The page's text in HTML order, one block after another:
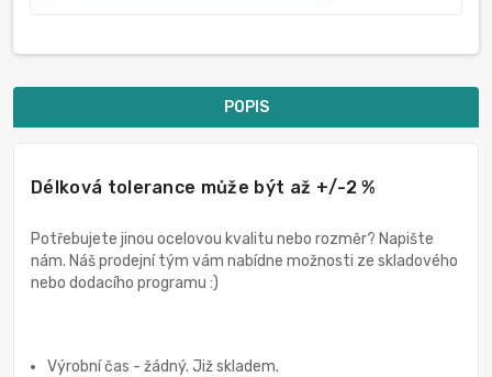
POPIS
Délková tolerance může být až +/-2 %
Potřebujete jinou ocelovou kvalitu nebo rozměr? Napište
nám. Náš prodejní tým vám nabídne možnosti ze skladového
nebo dodacího programu :)
Výrobní čas - žádný. Již skladem.